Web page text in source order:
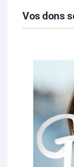
Vos dons